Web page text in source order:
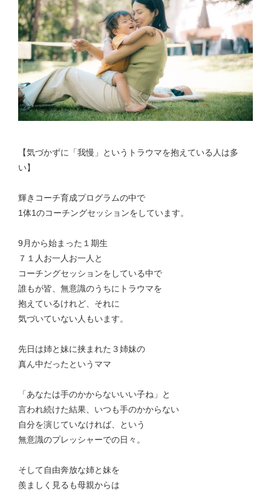
【気づかずに「我慢」というトラウマを抱えている人は多
い】
輝きコーチ育成プログラムの中で
1体1のコーチングセッションをしています。
9月から始まった１期生
７１人お一人お一人と
コーチングセッションをしている中で
誰もが皆、無意識のうちにトラウマを
抱えているけれど、それに
気づいていない人もいます。
先日は姉と妹に挟まれた３姉妹の
真ん中だったというママ
「あなたは手のかからないいい子ね」と
言われ続けた結果、いつも手のかからない
自分を演じていなければ、という
無意識のプレッシャーでの日々。
そして自由奔放な姉と妹を
羨ましく見るも母親からは